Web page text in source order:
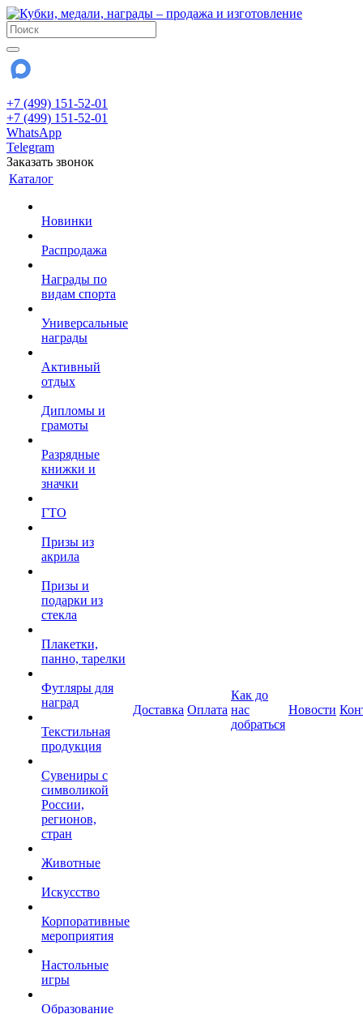
+7 (499) 151-52-01
+7 (499) 151-52-01
WhatsApp
Telegram
Заказать звонок
Каталог
Новинки
Распродажа
Награды по
видам спорта
Универсальные
награды
Активный
отдых
Дипломы и
грамоты
Разрядные
книжки и
значки
ГТО
Призы из
акрила
Призы и
подарки из
стекла
Плакетки,
панно, тарелки
Футляры для
наград
Текстильная
продукция
Сувениры с
символикой
России,
регионов,
стран
Животные
Искусство
Корпоративные
мероприятия
Настольные
игры
Образование
Доставка Оплата
Как до
нас
добраться
Новости